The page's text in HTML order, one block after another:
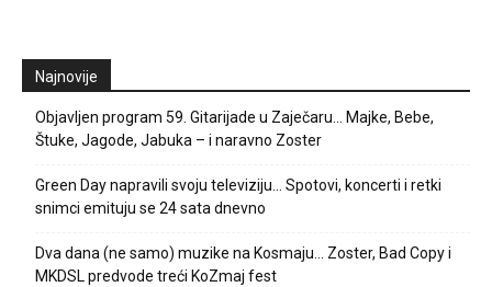
Najnovije
Objavljen program 59. Gitarijade u Zaječaru… Majke, Bebe,
Štuke, Jagode, Jabuka – i naravno Zoster
Green Day napravili svoju televiziju… Spotovi, koncerti i retki
snimci emituju se 24 sata dnevno
Dva dana (ne samo) muzike na Kosmaju… Zoster, Bad Copy i
MKDSL predvode treći KoZmaj fest